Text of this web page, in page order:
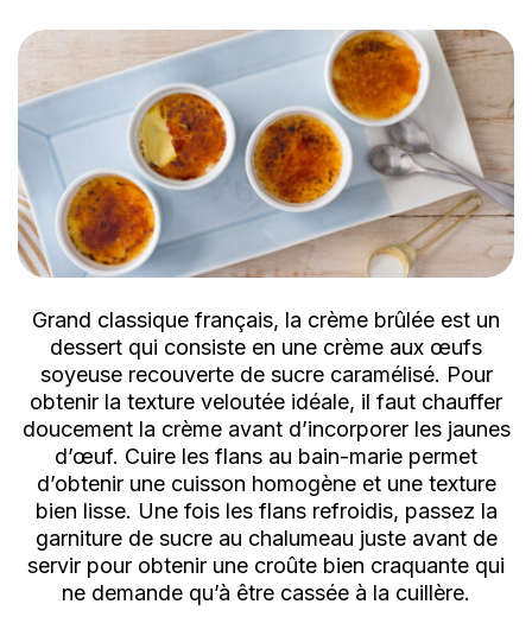
Grand classique français, la crème brûlée est un
dessert qui consiste en une crème aux œufs
soyeuse recouverte de sucre caramélisé. Pour
obtenir la texture veloutée idéale, il faut chauffer
doucement la crème avant d’incorporer les jaunes
d’œuf. Cuire les flans au bain-marie permet
d’obtenir une cuisson homogène et une texture
bien lisse. Une fois les flans refroidis, passez la
garniture de sucre au chalumeau juste avant de
servir pour obtenir une croûte bien craquante qui
ne demande qu’à être cassée à la cuillère.